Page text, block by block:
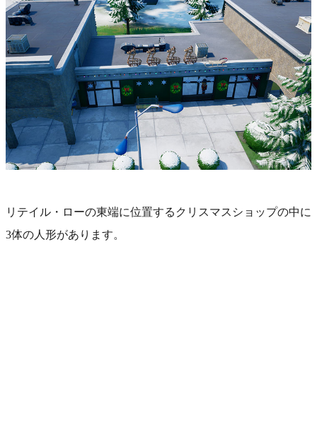
リテイル・ローの東端に位置するクリスマスショップの中に
3体の人形があります。